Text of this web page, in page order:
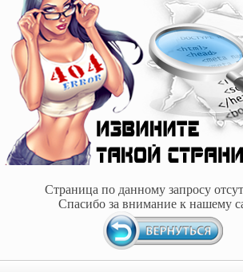
Страница по данному запросу
Спасибо за внимание к нашему